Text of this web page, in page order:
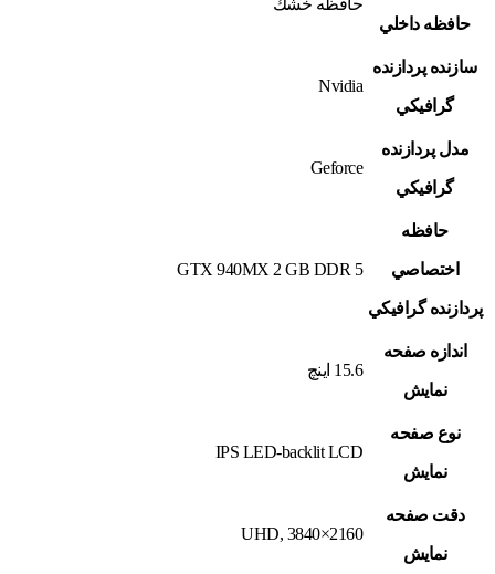
حافظه داخلي
حافظه خشك
سازنده پردازنده
گرافيکي
Nvidia
مدل پردازنده
گرافيکي
Geforce
حافظه
اختصاصي
پردازنده گرافيکي
GTX 940MX 2 GB DDR 5
اندازه صفحه
نمايش
15.6 اينچ
نوع صفحه
نمايش
IPS LED-backlit LCD
دقت صفحه
نمايش
UHD, 3840×2160